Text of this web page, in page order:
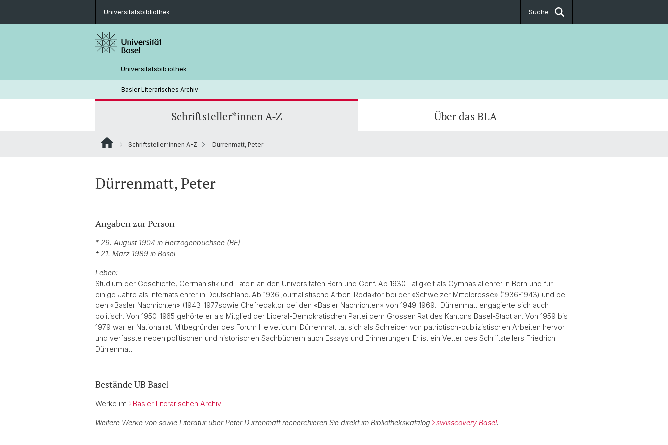
Universitätsbibliothek Suche
Universitätsbibliothek
Basler Literarisches Archiv
Schriftsteller*innen A-Z Über das BLA
Schriftsteller*innen A-Z Dürrenmatt, Peter
Dürrenmatt, Peter
Angaben zur Person
* 29. August 1904 in Herzogenbuchsee (BE)
† 21. März 1989 in Basel
Leben:
Studium der Geschichte, Germanistik und Latein an den Universitäten Bern und Genf. Ab 1930 Tätigkeit als Gymnasiallehrer in Bern und für
einige Jahre als Internatslehrer in Deutschland. Ab 1936 journalistische Arbeit: Redaktor bei der «Schweizer Mittelpresse» (1936-1943) und bei
den «Basler Nachrichten» (1943-1977sowie Chefredaktor bei den «Basler Nachrichten» von 1949-1969. Dürrenmatt engagierte sich auch
politisch. Von 1950-1965 gehörte er als Mitglied der Liberal-Demokratischen Partei dem Grossen Rat des Kantons Basel-Stadt an. Von 1959 bis
1979 war er Nationalrat. Mitbegründer des Forum Helveticum. Dürrenmatt tat sich als Schreiber von patriotisch-publizistischen Arbeiten hervor
und verfasste neben politischen und historischen Sachbüchern auch Essays und Erinnerungen. Er ist ein Vetter des Schriftstellers Friedrich
Dürrenmatt.
Bestände UB Basel
Werke im Basler Literarischen Archiv
Weitere Werke von sowie Literatur über Peter Dürrenmatt recherchieren Sie direkt im Bibliothekskatalog swisscovery Basel.